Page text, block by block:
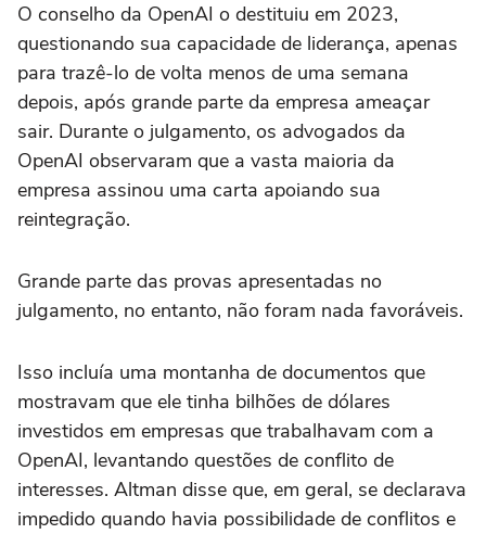
O conselho da OpenAI o destituiu em 2023,
questionando sua capacidade de liderança, apenas
para trazê-lo de volta menos de uma semana
depois, após grande parte da empresa ameaçar
sair. Durante o julgamento, os advogados da
OpenAI observaram que a vasta maioria da
empresa assinou uma carta apoiando sua
reintegração.
Grande parte das provas apresentadas no
julgamento, no entanto, não foram nada favoráveis.
Isso incluía uma montanha de documentos que
mostravam que ele tinha bilhões de dólares
investidos em ‌empresas que trabalhavam com a
OpenAI, levantando questões de conflito de
interesses. Altman disse que, em geral, se declarava
impedido quando havia possibilidade de conflitos e